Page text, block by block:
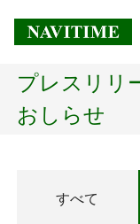
トップページ
経営理念
プレスリリ
おしらせ
すべて